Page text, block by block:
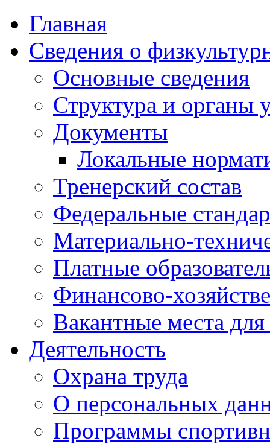
Главная
Сведения о
Основные сведения
Структура и органы
Документы
Локальные
Тренерский состав
Федеральные
Материально-
Платные
Финансово-
Вакантные места
Деятельность
Охрана труда
О персональных
Программы